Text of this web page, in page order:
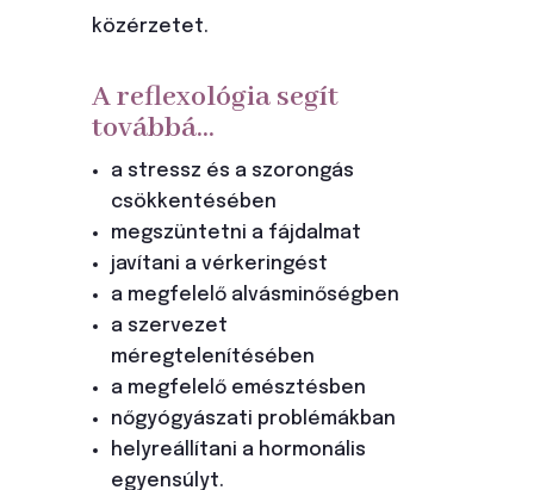
közérzetet.
A reflexológia segít
továbbá…
a stressz és a szorongás
csökkentésében
megszüntetni a fájdalmat
javítani a vérkeringést
a megfelelő alvásminőségben
a szervezet
méregtelenítésében
a megfelelő emésztésben
nőgyógyászati problémákban
helyreállítani a hormonális
egyensúlyt.